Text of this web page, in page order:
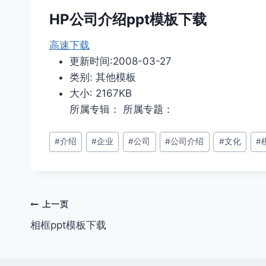
HP公司介绍ppt模板下载
高速下载
更新时间:2008-03-27
类别: 其他模板
大小: 2167KB
所属专辑： 所属专题：
文
章
#介绍 #企业 #公司 #公司介绍 #文化 #
文
章
上一页
相框ppt模板下载